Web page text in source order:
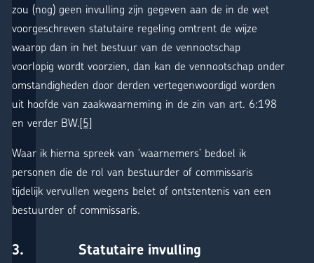
zou (nog) geen invulling zijn gegeven aan de in de wet
voorgeschreven statutaire regeling omtrent de wijze
waarop dan in het bestuur van de vennootschap
voorlopig wordt voorzien, dan kan de vennootschap onder
omstandigheden door derden vertegenwoordigd worden
uit hoofde van zaakwaarneming in de zin van art. 6:198
en verder BW.[5]
Waar ik hierna spreek van ‘waarnemers’ bedoel ik
personen die de rol van bestuurder of commissaris
tijdelijk vervullen wegens belet of ontstentenis van een
bestuurder of commissaris.
3. Statutaire invulling